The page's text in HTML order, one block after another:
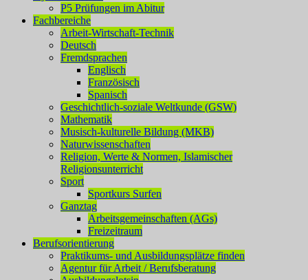
P5 Prüfungen im Abitur
Fachbereiche
Arbeit-Wirtschaft-Technik
Deutsch
Fremdsprachen
Englisch
Französisch
Spanisch
Geschichtlich-soziale Weltkunde (GSW)
Mathematik
Musisch-kulturelle Bildung (MKB)
Naturwissenschaften
Religion, Werte & Normen, Islamischer
Religionsunterricht
Sport
Sportkurs Surfen
Ganztag
Arbeitsgemeinschaften (AGs)
Freizeitraum
Berufsorientierung
Praktikums- und Ausbildungsplätze finden
Agentur für Arbeit / Berufsberatung